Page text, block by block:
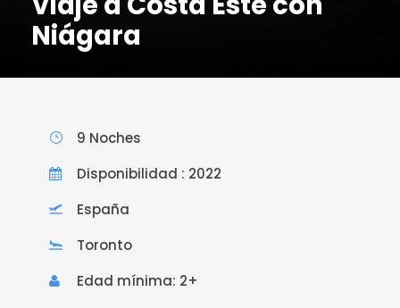
Niágara
9 Noches
Disponibilidad : 2022
España
Toronto
Edad mínima: 2+